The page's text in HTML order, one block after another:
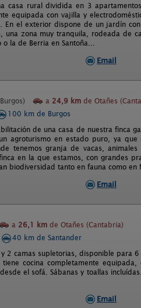
casa rural dividida en 3
equipada con vajilla y
En el exterior dispone de un jardín
una zona muy tranquila, rodeada de
la de Berria en Santoña...
Email
a 24,9 km de Otañes
100 km de Burgos
de una casa de nuestra finca
agroturismo en estado puro, ya
tenemos granja de vacas,
en la que estamos, con grandes
biodiversidad tanto en fauna como
Email
a 26,1 km de Otañes (Cantabria)
40 km de Santander
2 camas supletorias, disponible para
cocina completamente
el sofá. Sábanas y toallas
Email